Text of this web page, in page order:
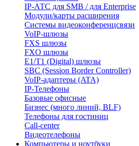
IP-АТС для SMB / для Enterprise
Модули/карты расширения
Системы видеоконференцсвязи
VoIP-шлюзы
FXS шлюзы
FXO шлюзы
E1/T1 (Digital) шлюзы
SBC (Session Border Controller)
VoIP-адаптеры (ATA)
IP-Телефоны
Базовые офисные
Бизнес (много линий, BLF)
Телефоны для гостиниц
Call-center
Видеотелефоны
Компьютеры и ноутбуки